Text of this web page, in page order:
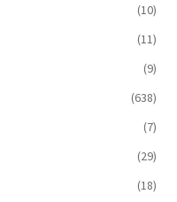
(10)
(11)
(9)
(638)
(7)
(29)
(18)